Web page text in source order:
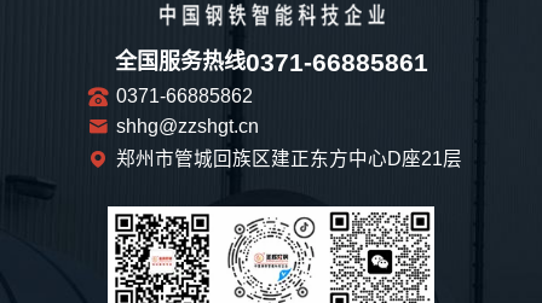
全国服务热线0371-66885861
0371-66885862
shhg@zzshgt.cn
郑州市管城回族区建正东方中心D座21层